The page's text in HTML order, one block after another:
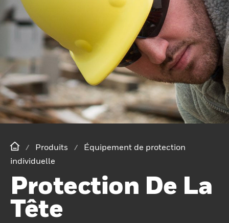
Produits
Équipement de protection
individuelle
Protection De La
Tête